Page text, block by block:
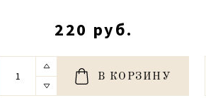
220 руб.
В КОРЗИНУ